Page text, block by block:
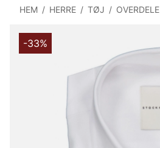
HEM / HERRE / TØJ / OVERDELE
-33%